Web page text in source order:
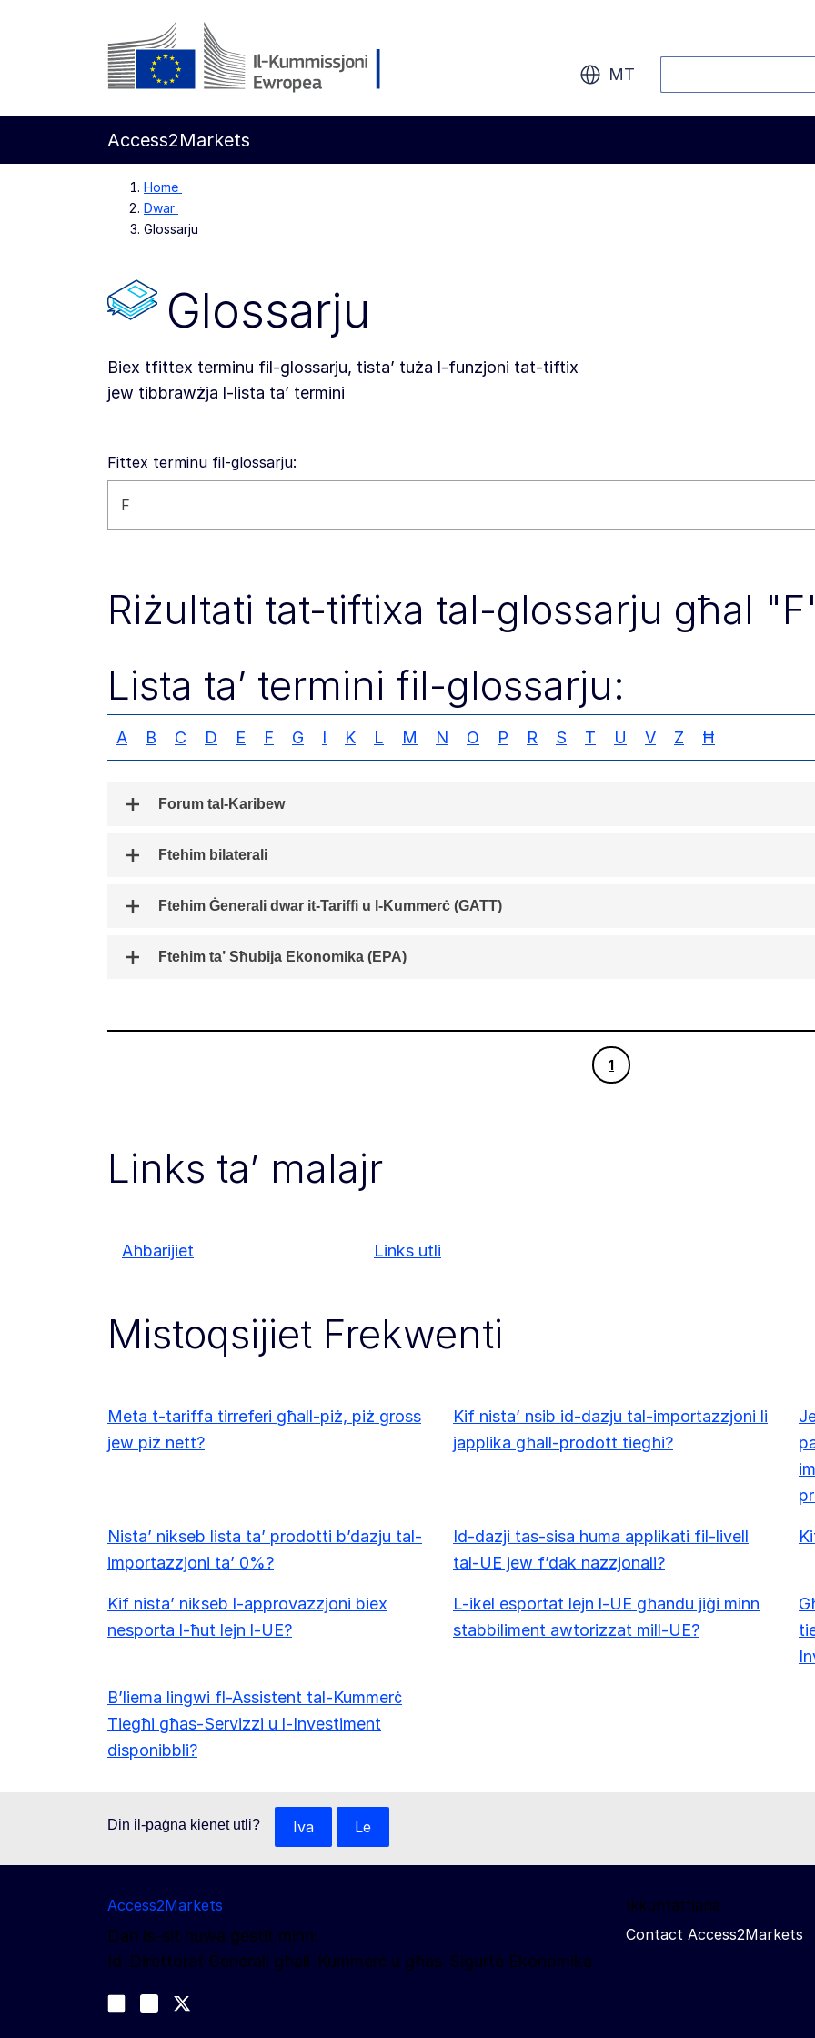
Mur għall-kontenut ewlieni
MT
Access2Markets
Home
Dwar
Glossarju
Glossarju
Biex tfittex terminu fil-glossarju, tista’ tuża l-funzjoni tat-tiftix
jew tibbrawżja l-lista ta’ termini
Fittex terminu fil-glossarju:
Fittex dan is-sit web
Riżultati tat-tiftixa tal-glossarju għal
Lista ta’ termini fil-glossarju:
A B C D E F G I K L M N O P R S T U V Z Ħ
Forum tal-Karibew
Ftehim bilaterali
Ftehim Ġenerali dwar it-Tariffi u l-Kummerċ (GATT)
Ftehim ta’ Sħubija Ekonomika (EPA)
1
1
Links ta’ malajr
Aħbarijiet Links utli
Mistoqsijiet Frekwenti
Meta t-tariffa tirreferi għall-piż, piż gross
jew piż nett?
Kif nista’ nsib id-dazju tal-importazzjoni li
japplika għall-prodott tiegħi?
Nista’ nikseb lista ta’ prodotti b’dazju tal-
importazzjoni ta’ 0%?
Id-dazji tas-sisa huma applikati fil-livell
tal-UE jew f’dak nazzjonali?
Kif nista’ nikseb l-approvazzjoni biex
nesporta l-ħut lejn l-UE?
L-ikel esportat lejn l-UE għandu jiġi minn
stabbiliment awtorizzat mill-UE?
B’liema lingwi fl-Assistent tal-Kummerċ
Tiegħi għas-Servizzi u l-Investiment
disponibbli?
Din il-paġna kienet utli? Iva Le
Access2Markets
Dan is-sit huwa ġestit minn:
Id-Direttorat Ġenerali għall-Kummerċ u għas-Sigurtà Ekonomika
Join us on LinkedIn
Trade-Off podcast
Ikkuntattjana
Contact Access2Markets